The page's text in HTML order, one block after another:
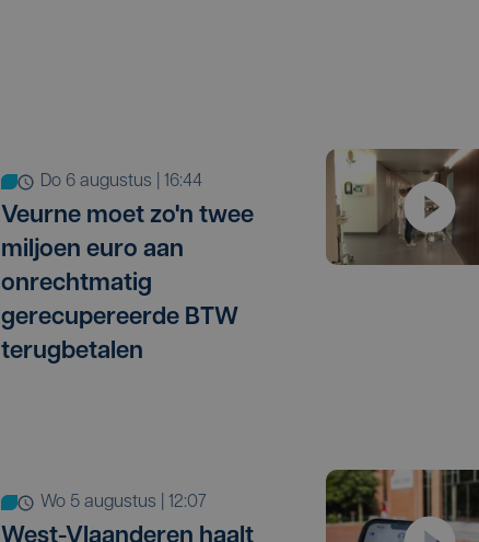
do 6 augustus | 16:44
Veurne moet zo'n twee
miljoen euro aan
onrechtmatig
gerecupereerde BTW
terugbetalen
wo 5 augustus | 12:07